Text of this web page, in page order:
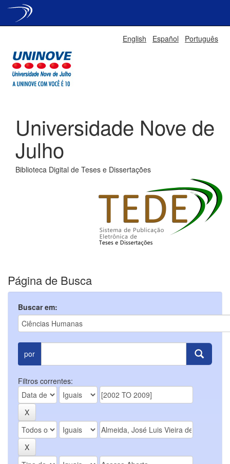
English Español Português
Universidade Nove de
Julho
Biblioteca Digital de Teses e Dissertações
Página de Busca
Buscar em:
por
Filtros correntes: